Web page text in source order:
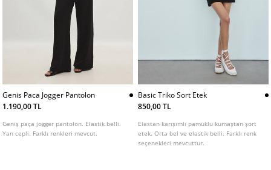
Genis Paca Jogger Pantolon
1.190,00 TL
Geniş paça jogger pantolon. Elastik belli.
Yan cepli. Farklı renkleri mevcut.
Basic Triko Sort Etek
850,00 TL
Elastan karışımlı pamuklu kumaştan şort
etek. Orta bel ve elastik belli. Farklı renk
seçenekleri mevcuttur.